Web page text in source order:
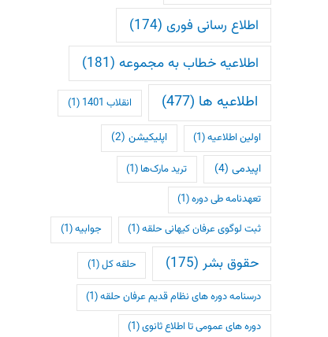
اطلاع رسانی فوری (174)
اطلاعیه خطاب به مجموعه (181)
اطلاعیه ها (477) انقلاب 1401 (1)
اولین اطلاعیه(1) اپلیکیشن (2)
اپیدمی (4) ترید مارک‌ها (1)
تعهدنامه طی دوره(1)
ثبت لوگوی عرفان کیهانی حلقه(1) جوابیه(1)
حقوق بشر (175) حلقه کل(1)
درسنامه دوره های نظام قدیم عرفان حلقه(1)
دوره های عمومی تا اطلاع ثانوی(1)